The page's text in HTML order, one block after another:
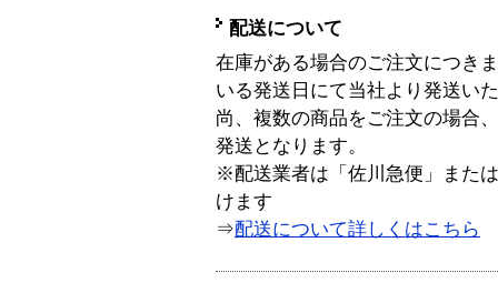
配送について
在庫がある場合のご注文につき
いる発送日にて当社より発送い
尚、複数の商品をご注文の場合
発送となります。
※配送業者は「佐川急便」また
けます
⇒配送について詳しくはこちら